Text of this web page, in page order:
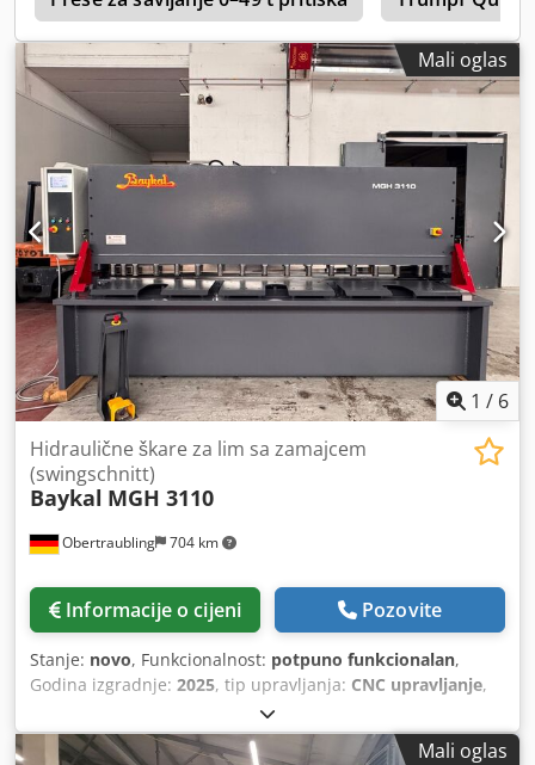
Mali oglas
1 / 6
Obertraubling 704 km
Hidraulične škare za lim sa zamajcem
(swingschnitt)
Baykal MGH 3110
Informacije o cijeni Pozovite
Stanje: novo, Funkcionalnost: potpuno funkcionalan,
Godina izgradnje: 2025, tip upravljanja: CNC upravljanje,
Mali oglas